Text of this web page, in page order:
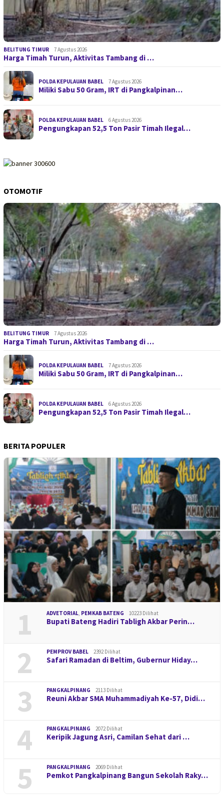
BELITUNG TIMUR 7 Agustus 2026
Harga Timah Turun, Aktivitas Tambang di …
POLDA KEPULAUAN BABEL 7 Agustus 2026
Miliki Sabu 50 Gram, IRT di Pangkalpinan…
POLDA KEPULAUAN BABEL 6 Agustus 2026
Pengungkapan 52,5 Ton Pasir Timah Ilegal…
OTOMOTIF
BELITUNG TIMUR 7 Agustus 2026
Harga Timah Turun, Aktivitas Tambang di …
POLDA KEPULAUAN BABEL 7 Agustus 2026
Miliki Sabu 50 Gram, IRT di Pangkalpinan…
POLDA KEPULAUAN BABEL 6 Agustus 2026
Pengungkapan 52,5 Ton Pasir Timah Ilegal…
BERITA POPULER
1 ADVETORIAL, PEMKAB BATENG 10223 Dilihat
Bupati Bateng Hadiri Tabligh Akbar Perin…
2 PEMPROV BABEL 2392 Dilihat
Safari Ramadan di Beltim, Gubernur Hiday…
3 PANGKALPINANG 2113 Dilihat
Reuni Akbar SMA Muhammadiyah Ke-57, Didi…
4 PANGKALPINANG 2072 Dilihat
Keripik Jagung Asri, Camilan Sehat dari …
5 PANGKALPINANG 2069 Dilihat
Pemkot Pangkalpinang Bangun Sekolah Raky…